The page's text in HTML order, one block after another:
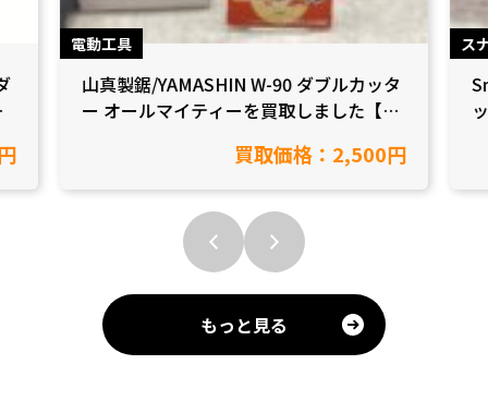
電動工具
山真製鋸/YAMASHIN W-90 ダブルカッタ
ー オールマイティーを買取しました【愛
買取価格：2,500円
ス
もっと見る